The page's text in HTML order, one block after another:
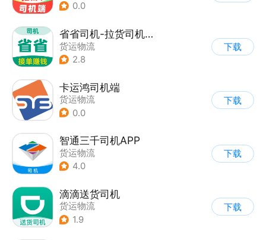
0.0
省省司机-拉货司机招募
货运物流
2.8
下载
卡运鸿司机端
货运物流
0.0
下载
智通三千司机APP
货运物流
4.0
下载
滴滴送货司机
货运物流
1.9
下载